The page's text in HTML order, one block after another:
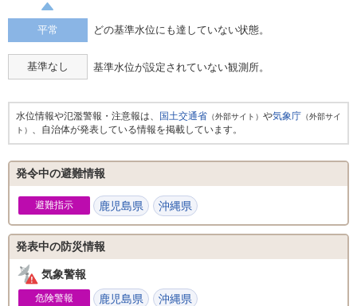
平常 どの基準水位にも達していない状態。
基準なし 基準水位が設定されていない観測所。
水位情報や氾濫警報・注意報は、 国土交通省 （外部サイト） や気象庁 （外部サイ
ト） 、自治体が発表している情報を掲載しています。
発令中の避難情報
避難指示 鹿児島県 沖縄県
発表中の防災情報
気象警報
危険警報 鹿児島県 沖縄県